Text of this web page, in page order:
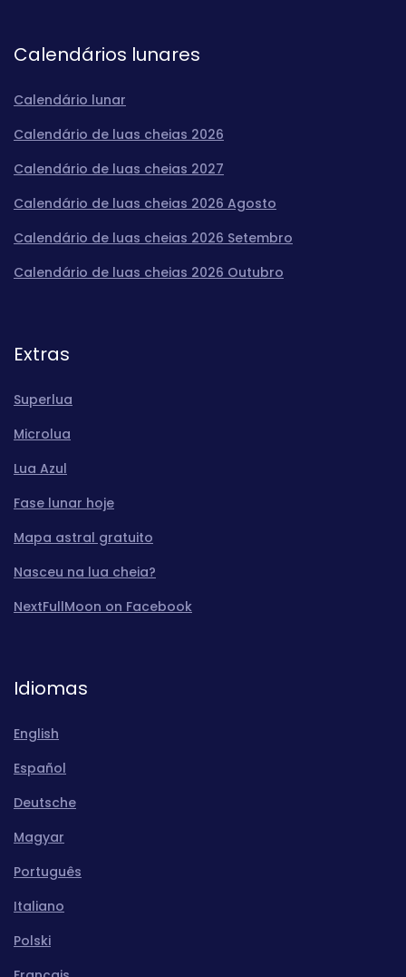
Calendários lunares
Calendário lunar
Calendário de luas cheias 2026
Calendário de luas cheias 2027
Calendário de luas cheias 2026 Agosto
Calendário de luas cheias 2026 Setembro
Calendário de luas cheias 2026 Outubro
Extras
Superlua
Microlua
Lua Azul
Fase lunar hoje
Mapa astral gratuito
Nasceu na lua cheia?
NextFullMoon on Facebook
Idiomas
English
Español
Deutsche
Magyar
Português
Italiano
Polski